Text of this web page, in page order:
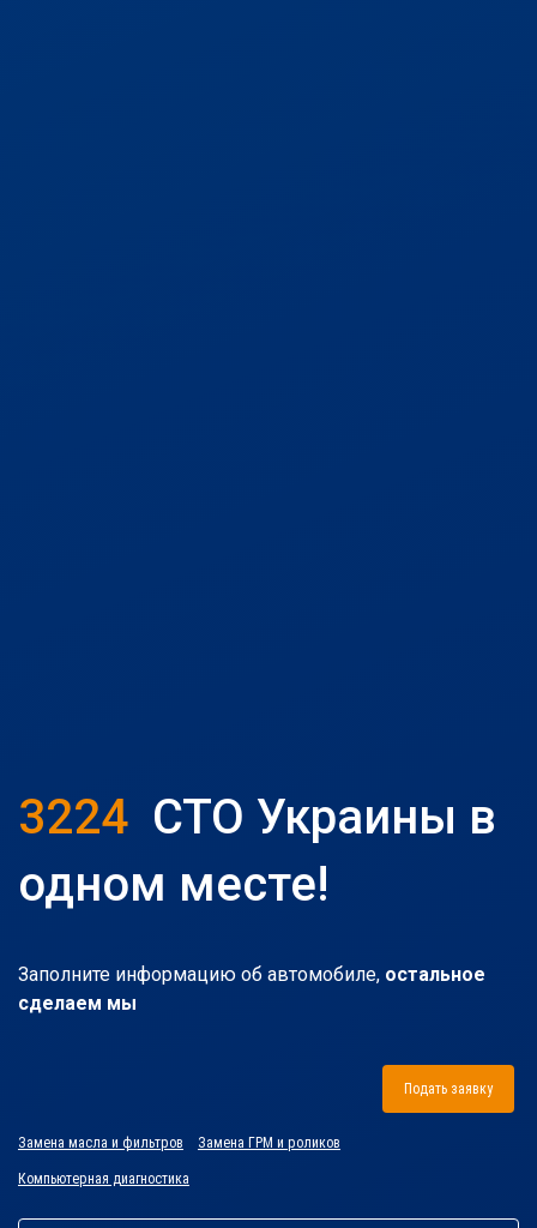
3224 СТО Украины в
одном месте!
Заполните информацию об автомобиле, остальное
сделаем мы
Подать заявку
Замена масла и фильтров Замена ГРМ и роликов
Компьютерная диагностика